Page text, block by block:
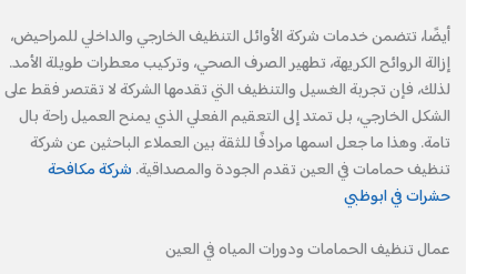
أيضًا، تتضمن خدمات شركة الأوائل التنظيف الخارجي والداخلي للمراحيض،
إزالة الروائح الكريهة، تطهير الصرف الصحي، وتركيب معطرات طويلة الأمد.
لذلك، فإن تجربة الغسيل والتنظيف التي تقدمها الشركة لا تقتصر فقط على
الشكل الخارجي، بل تمتد إلى التعقيم الفعلي الذي يمنح العميل راحة بال
تامة. وهذا ما جعل اسمها مرادفًا للثقة بين العملاء الباحثين عن شركة
تنظيف حمامات في العين تقدم الجودة والمصداقية.شركة مكافحة
حشرات في ابوظبي
عمال تنظيف الحمامات ودورات المياه في العين